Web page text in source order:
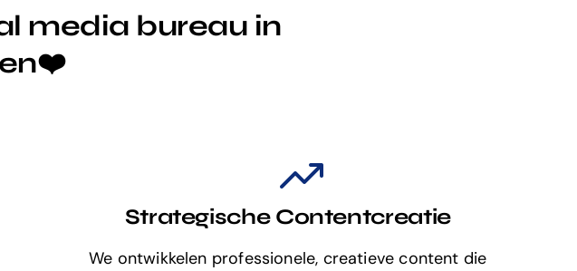
media bureau in
Strategische Contentcreatie
We ontwikkelen professionele, creatieve content die